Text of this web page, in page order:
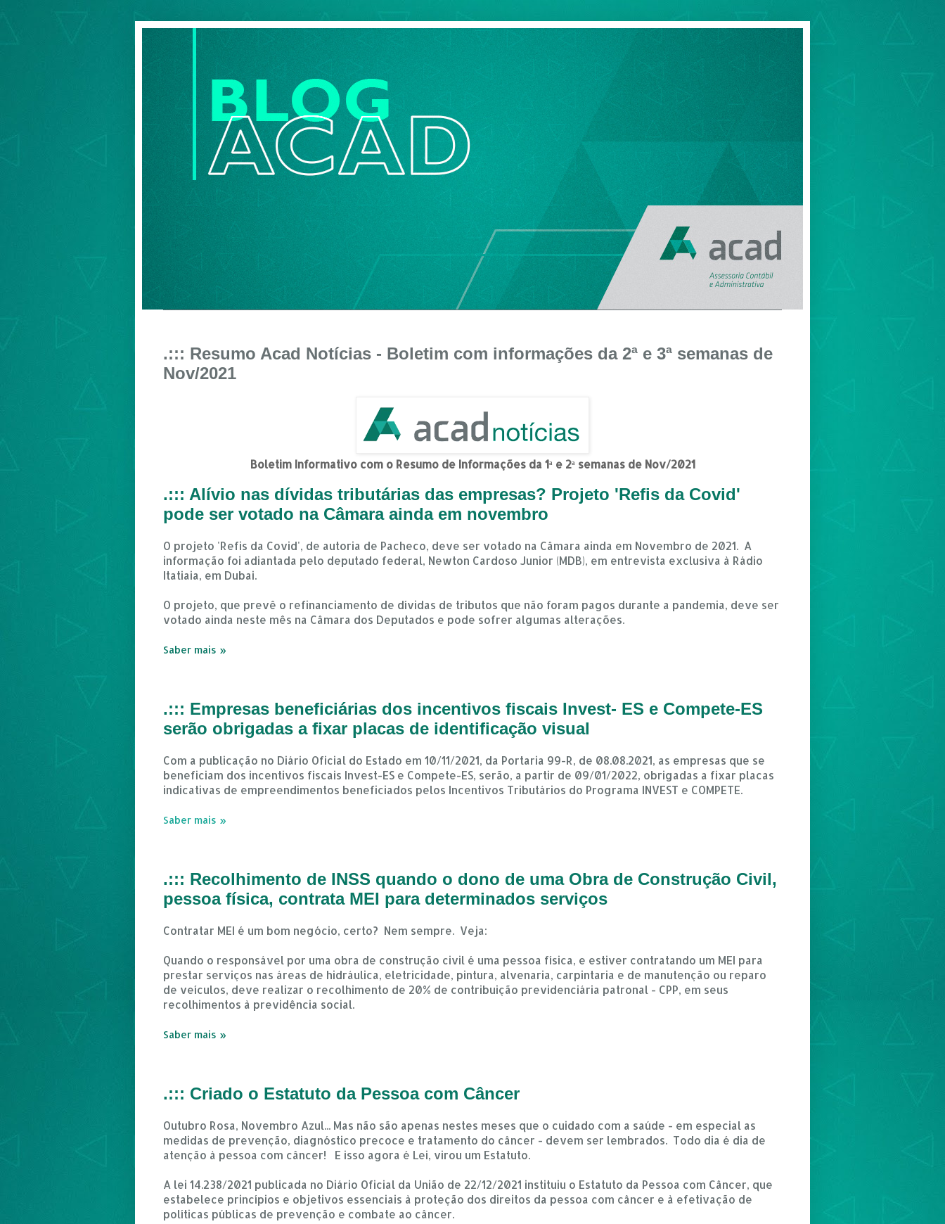
.::: Resumo Acad Notícias - Boletim com informações da 2ª e 3ª semanas de
Nov/2021
Boletim Informativo com o Resumo de Informações da 1ª e 2ª semanas de Nov/2021
.::: Alívio nas dívidas tributárias das empresas? Projeto 'Refis da Covid'
pode ser votado na Câmara ainda em novembro
O projeto 'Refis da Covid', de autoria de Pacheco, deve ser votado na Câmara ainda em Novembro de 2021. A
informação foi adiantada pelo deputado federal, Newton Cardoso Junior (MDB), em entrevista exclusiva à Rádio
Itatiaia, em Dubai.
O projeto, que prevê o refinanciamento de dívidas de tributos que não foram pagos durante a pandemia, deve ser
votado ainda neste mês na Câmara dos Deputados e pode sofrer algumas alterações.
Saber mais »
.::: Empresas beneficiárias dos incentivos fiscais Invest- ES e Compete-ES
serão obrigadas a fixar placas de identificação visual
Com a publicação no Diário Oficial do Estado em 10/11/2021, da Portaria 99-R, de 08.08.2021, as empresas que se
beneficiam dos incentivos fiscais Invest-ES e Compete-ES, serão, a partir de 09/01/2022, obrigadas a fixar placas
indicativas de empreendimentos beneficiados pelos Incentivos Tributários do Programa INVEST e COMPETE.
Saber mais »
.::: Recolhimento de INSS quando o dono de uma Obra de Construção Civil,
pessoa física, contrata MEI para determinados serviços
Contratar MEI é um bom negócio, certo? Nem sempre. Veja:
Quando o responsável por uma obra de construção civil é uma pessoa física, e estiver contratando um MEI para
prestar serviços nas áreas de hidráulica, eletricidade, pintura, alvenaria, carpintaria e de manutenção ou reparo
de veículos, deve realizar o recolhimento de 20% de contribuição previdenciária patronal - CPP, em seus
recolhimentos à previdência social.
Saber mais »
.::: Criado o Estatuto da Pessoa com Câncer
Outubro Rosa, Novembro Azul... Mas não são apenas nestes meses que o cuidado com a saúde - em especial as
medidas de prevenção, diagnóstico precoce e tratamento do câncer - devem ser lembrados. Todo dia é dia de
atenção à pessoa com câncer! E isso agora é Lei, virou um Estatuto.
A lei 14.238/2021 publicada no Diário Oficial da União de 22/12/2021 instituiu o Estatuto da Pessoa com Câncer, que
estabelece princípios e objetivos essenciais à proteção dos direitos da pessoa com câncer e à efetivação de
políticas públicas de prevenção e combate ao câncer.